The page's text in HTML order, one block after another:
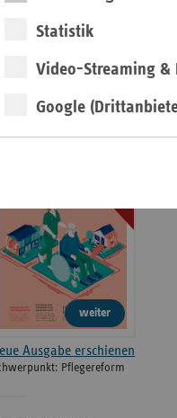
Statistik
Video-Streaming
Google
Ausgabe 4/2026
ersatzkassen
weiter
Ausgabe erschienen
Pflegereform